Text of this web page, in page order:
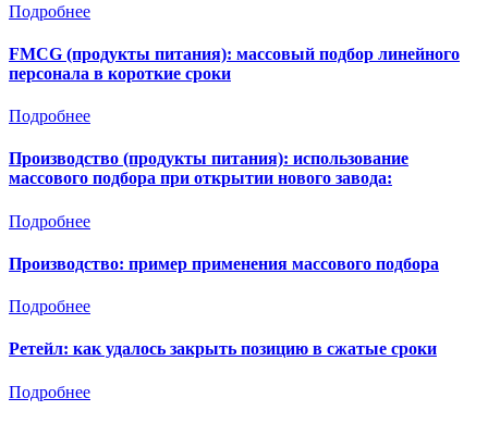
Подробнее
FMCG (продукты питания): массовый подбор линейного
персонала в короткие сроки
Подробнее
Производство (продукты питания): использование
массового подбора при открытии нового завода:
Подробнее
Производство: пример применения массового подбора
Подробнее
Ретейл: как удалось закрыть позицию в сжатые сроки
Подробнее